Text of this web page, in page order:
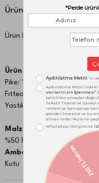
Ürün Detayları
Ürün Kodu: 1000051356
Ürün İçeriği:
Pike: 180x250 cm
Fıtted:100x200 cm
Yastık Kılıfı: 50x70 cm 1 Adet
Malzeme:
%50 Pamuk %50 Poliester
Ambalaj Notu:
Kutu